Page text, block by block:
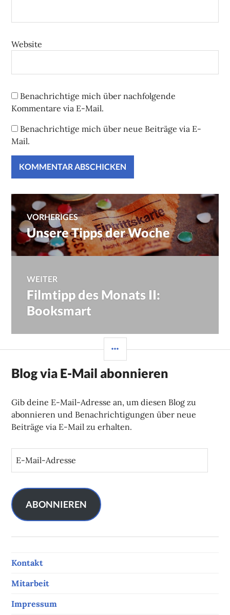
Website
Benachrichtige mich über nachfolgende
Kommentare via E-Mail.
Benachrichtige mich über neue Beiträge via E-
Mail.
Beitragsnavigation
VORHERIGES
Vorheriger
Beitrag:
Unsere Tipps der Woche
WEITER
Nächster
Beitrag:
Filmtipp des Monats II:
Booksmart
Blog via E-Mail abonnieren
Gib deine E-Mail-Adresse an, um diesen Blog zu
abonnieren und Benachrichtigungen über neue
Beiträge via E-Mail zu erhalten.
i
l
A
r
s
s
ABONNIEREN
Kontakt
Mitarbeit
Impressum